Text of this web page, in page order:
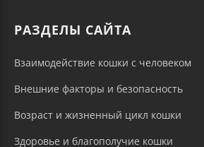
РАЗДЕЛЫ САЙТА
Взаимодействие кошки с человеком
Внешние факторы и безопасность
Возраст и жизненный цикл кошки
Здоровье и благополучие кошки